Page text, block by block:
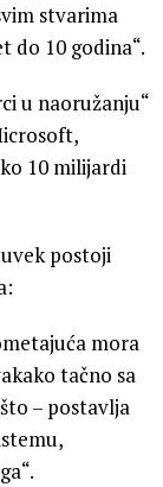
stvarima
do 10 godina“.
u naoružanju“
10 milijardi
postoji
mora
tačno sa
– postavlja